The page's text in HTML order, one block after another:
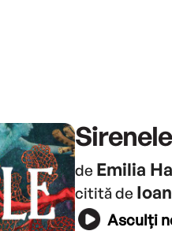
Sirenele
de Emilia
citită de
Asculți